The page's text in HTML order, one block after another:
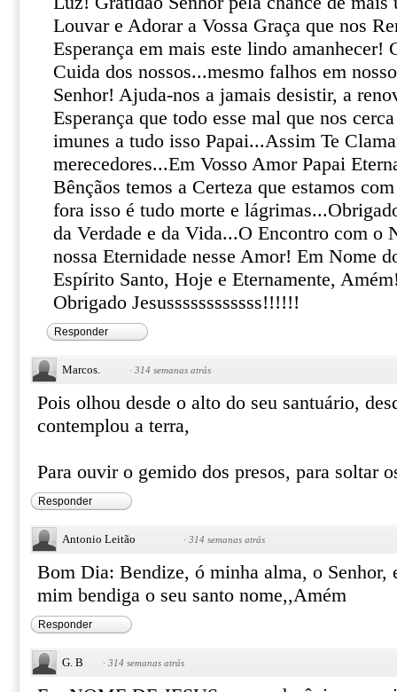
Louvar e Adorar a Vossa Graça que nos
Esperança em mais este lindo amanhecer!
Cuida dos nossos...mesmo falhos em
Senhor! Ajuda-nos a jamais desistir, a
Esperança que todo esse mal que nos
imunes a tudo isso Papai...Assim Te
merecedores...Em Vosso Amor Papai
Bênçãos temos a Certeza que estamos
fora isso é tudo morte e
da Verdade e da Vida...O Encontro com o
nossa Eternidade nesse Amor! Em Nome
Espírito Santo, Hoje e Eternamente,
Obrigado Jesussssssssssss!!!!!!
Responder
Marcos. · 314 semanas atrás
Pois olhou desde o alto do seu santuário,
contemplou a terra,
Para ouvir o gemido dos presos, para soltar
Responder
Antonio Leitão · 314 semanas atrás
Bom Dia: Bendize, ó minha alma, o Senhor,
mim bendiga o seu santo nome,,Amém
Responder
G. B · 314 semanas atrás